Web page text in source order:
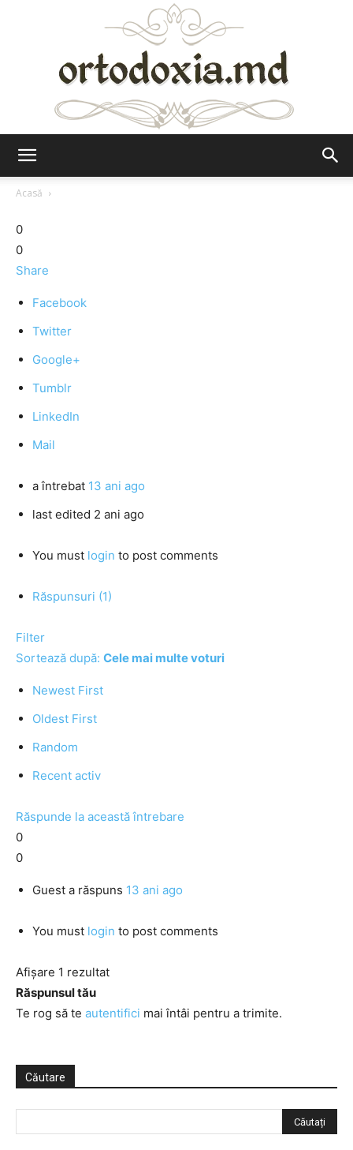
Acasă
0
0
Share
Facebook
Twitter
Google+
Tumblr
LinkedIn
Mail
a întrebat 13 ani ago
last edited 2 ani ago
You must login to post comments
Răspunsuri (1)
Filter
Sortează după: Cele mai multe voturi
Newest First
Oldest First
Random
Recent activ
Răspunde la această întrebare
0
0
Guest a răspuns 13 ani ago
You must login to post comments
Afișare 1 rezultat
Răspunsul tău
Te rog să te autentifici mai întâi pentru a trimite.
Căutare